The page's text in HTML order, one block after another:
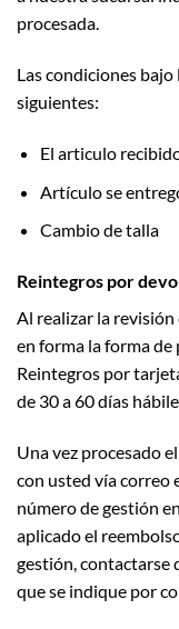
procesada.
Las condiciones
siguientes:
El articulo
Artículo se
Cambio de talla
Reintegros por
Al realizar la revisión
en forma la forma de
Reintegros por
de 30 a 60 días
Una vez procesado
con usted vía correo
número de gestión
aplicado el
gestión, contactarse
que se indique por